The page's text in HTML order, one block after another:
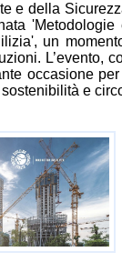
e della
'Metodologie
un
L’evento,
occasione
e